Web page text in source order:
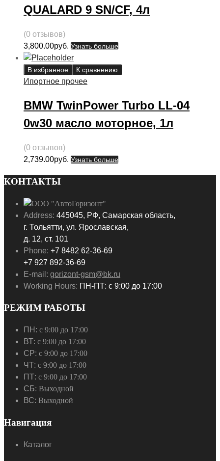
QUALARD 9 SN/CF, 4л
(0 отзывов)
3,800.00руб. Узнать больше
В избранное К сравнению
Ипортное прочее
BMW TwinPower Turbo LL-04
0w30 масло моторное, 1л
(0 отзывов)
2,739.00руб. Узнать больше
КОНТАКТЫ
Address: 445045, РФ, Самарская область,
г. Тольятти, ул. Ярославская,
д. 12, ст. 101
Phone: +7 8482 62-36-69
+7 927 892-36-69
E-mail: gorizont-gsm@bk.ru
Working Hours: ПН-ПТ: с 9:00 до 17:00
РЕЖИМ РАБОТЫ
ПН: с 9:00 до 17:00
ВТ: с 9:00 до 17:00
СР: с 9:00 до 17:00
ЧТ: с 9:00 до 17:00
ПТ: с 9:00 до 17:00
СБ: Выходной
ВС: Выходной
Навигация
Каталог